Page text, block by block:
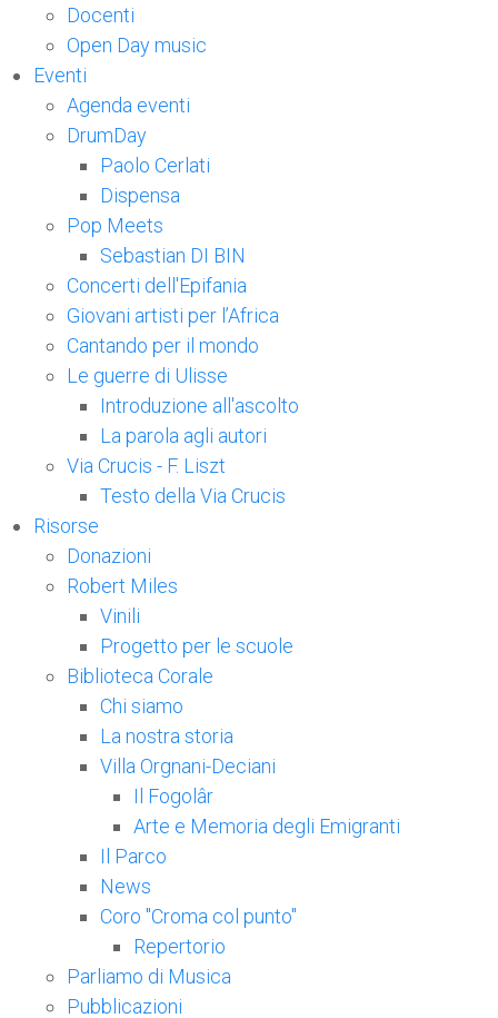
Docenti
Open Day music
Eventi
Agenda eventi
DrumDay
Paolo Cerlati
Dispensa
Pop Meets
Sebastian DI BIN
Concerti dell'Epifania
Giovani artisti per l’Africa
Cantando per il mondo
Le guerre di Ulisse
Introduzione all'ascolto
La parola agli autori
Via Crucis - F. Liszt
Testo della Via Crucis
Risorse
Donazioni
Robert Miles
Vinili
Progetto per le scuole
Biblioteca Corale
Chi siamo
La nostra storia
Villa Orgnani-Deciani
Il Fogolâr
Arte e Memoria degli Emigranti
Il Parco
News
Coro "Croma col punto"
Repertorio
Parliamo di Musica
Pubblicazioni